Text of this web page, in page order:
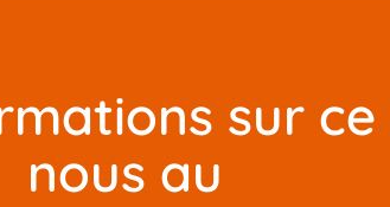
sur
nous au